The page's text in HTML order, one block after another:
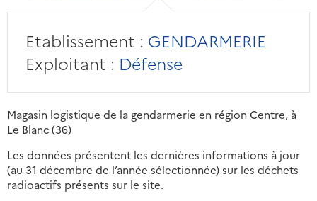
Etablissement : GENDARMERIE
Exploitant : Défense
Magasin logistique de la gendarmerie en région Centre, à
Le Blanc (36)
Les données présentent les dernières informations à jour
(au 31 décembre de l’année sélectionnée) sur les déchets
radioactifs présents sur le site.